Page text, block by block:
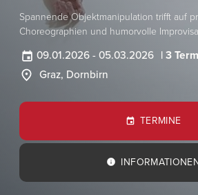
Spannende Objektmanipulation trifft auf
Choreographien und humorvolle
09.01.2026 -05.03.2026 | 3
Graz, Dornbirn
TERMINE